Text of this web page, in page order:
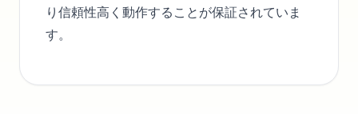
り信頼性高く動作することが保証されていま
す。